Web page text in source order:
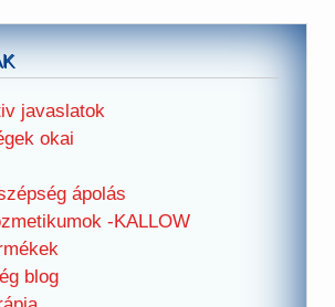
javaslatok
okai
ápolás
-KALLOW
blog